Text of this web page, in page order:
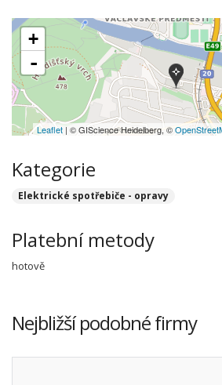
+
-
Leaflet | © GIScience Heidelberg, ©
Kategorie
Elektrické spotřebiče - opravy
Platební metody
hotově
Nejbližší podobné firmy